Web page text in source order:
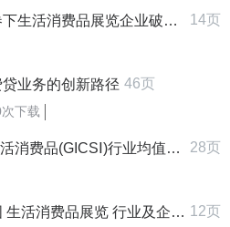
企业破局增长战略研究报告 (2025-2030版) 14页
业务的创新路径 46页
下载
值、偿债、营运、盈利、发展、现金流能力均值 28页
览 行业及企业战略规划深度解析报告 12页